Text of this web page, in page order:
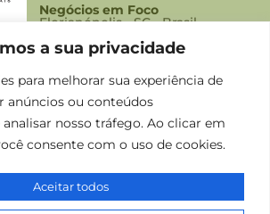
a sua privacidade
para melhorar sua experiência de
anúncios ou conteúdos
analisar nosso tráfego. Ao clicar em
consente com o uso de cookies.
Aceitar todos
Negócios em Foco
Florianópolis - SC - Brasil
Foco
Sobre Nós
Contato
Termos
Política de Privacidade
Termos e condições
Negócios em Foco | Copyright © 2025 |